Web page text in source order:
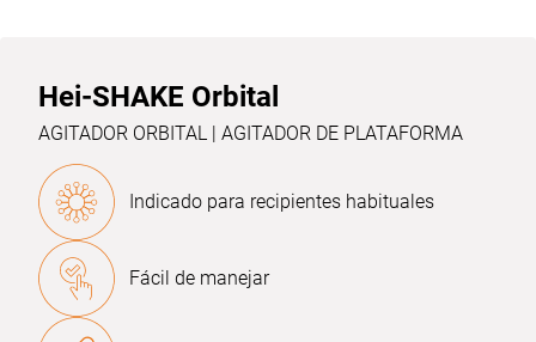
Hei-SHAKE Orbital
AGITADOR ORBITAL | AGITADOR DE PLATAFORMA
Indicado para recipientes habituales
Fácil de manejar